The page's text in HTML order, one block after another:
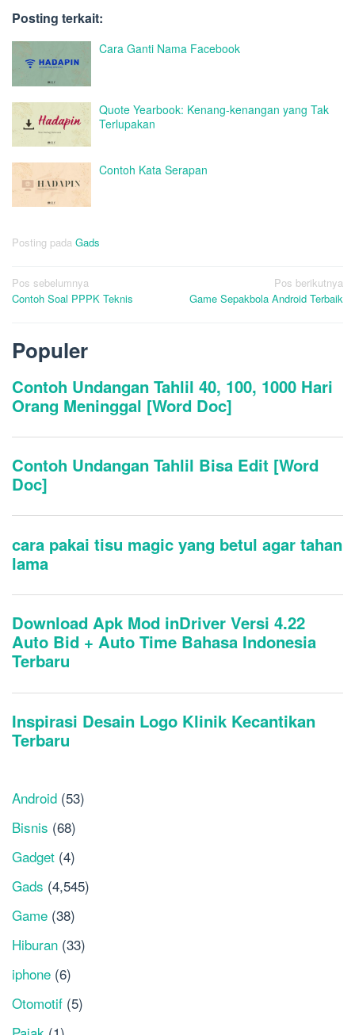
Posting terkait:
Cara Ganti Nama Facebook
Quote Yearbook: Kenang-kenangan yang Tak
Terlupakan
Contoh Kata Serapan
Posting pada Gads
Navigasi
pos
Pos sebelumnya
Contoh Soal PPPK Teknis
Pos berikutnya
Game Sepakbola Android Terbaik
Populer
Android (53)
Bisnis (68)
Gadget (4)
Gads (4,545)
Game (38)
Hiburan (33)
iphone (6)
Otomotif (5)